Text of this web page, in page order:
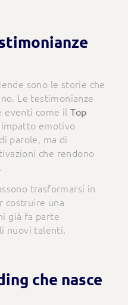
sono le storie che
Le testimonianze
eventi come ilTop
impatto emotivo
parole, ma di
che rendono
trasformarsi in
costruire una
già fa parte
nuovi talenti.
che nasce